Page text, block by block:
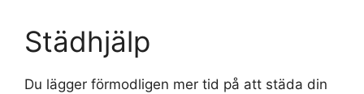
Städhjälp
Du lägger förmodligen mer tid på att städa din